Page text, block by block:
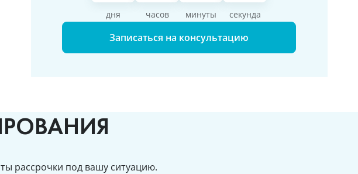
дня часов минуты секунд
Записаться на консультацию
рассрочки под вашу ситуацию.